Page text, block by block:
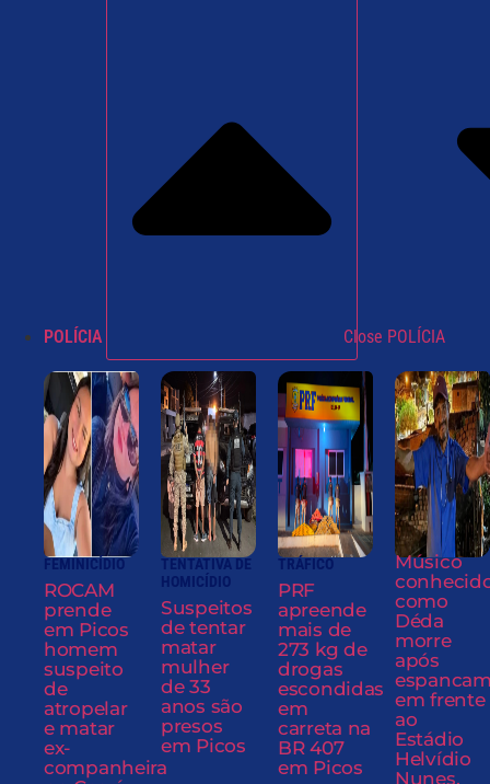
POLÍCIA Close POLÍCIA
FEMINICÍDIO
ROCAM
prende
em Picos
homem
suspeito
de
atropelar
e matar
ex-
companheira
TENTATIVA DE
HOMICÍDIO
Suspeitos
de tentar
matar
mulher
de 33
anos são
presos
em Picos
TRÁFICO
PRF
apreende
mais de
273 kg de
drogas
escondidas
em
carreta na
BR 407
em Picos
Músico
como
Déda
morre
após
em frente
ao
Estádio
Helvídio
Nunes,